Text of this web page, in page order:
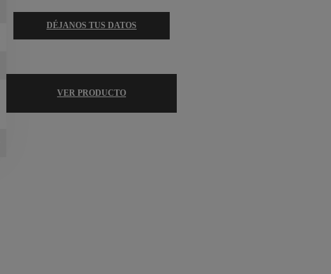
DÉJANOS TUS DATOS
VER PRODUCTO